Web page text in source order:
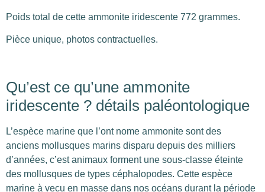
Poids total de cette ammonite iridescente 772 grammes.
Pièce unique, photos contractuelles.
Qu’est ce qu’une ammonite
iridescente ? détails paléontologique
L’espèce marine que l’ont nome ammonite sont des
anciens mollusques marins disparu depuis des milliers
d’années, c’est animaux forment une sous-classe éteinte
des mollusques de types céphalopodes. Cette espèce
marine à vecu en masse dans nos océans durant la période